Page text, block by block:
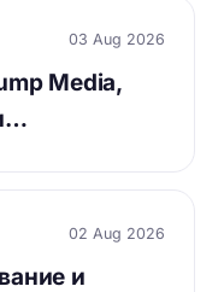
03 Aug 2026
Media,
02 Aug 2026
и